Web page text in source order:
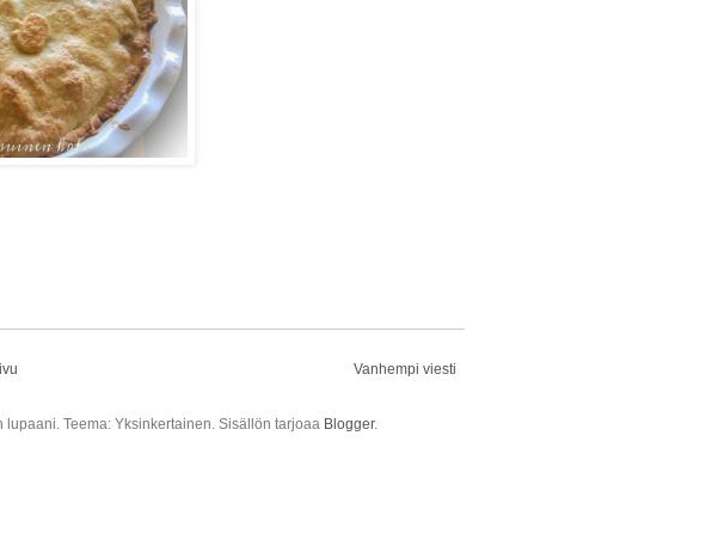
Vanhempi viesti
Teema: Yksinkertainen. Sisällön tarjoaa Blogger.